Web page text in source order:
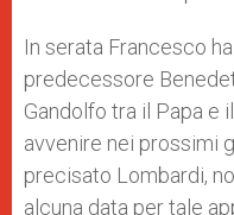
In serata Francesco
predecessore
Gandolfo tra il Papa e
avvenire nei prossimi
precisato Lombardi,
alcuna data per tale